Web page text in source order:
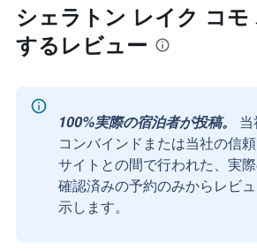
シェラトン レイク コ
するレビュー
100%実際の宿泊者が投稿。
コンバインドまたは当社の信
サイトとの間で行われた、実
確認済みの予約のみからレビ
示します。